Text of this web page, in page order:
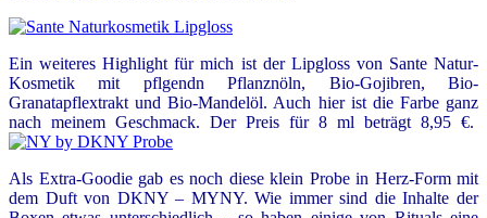
Ein weiteres Highlight für mich ist der Lipgloss von Sante Natur-
Kosmetik mit pflgendn Pflanznöln, Bio-Gojibren, Bio-
Granatapflextrakt und Bio-Mandelöl. Auch hier ist die Farbe ganz
nach meinem Geschmack. Der Preis für 8 ml beträgt 8,95 €.
Als Extra-Goodie gab es noch diese klein Probe in Herz-Form mit
dem Duft von DKNY – MYNY. Wie immer sind die Inhalte der